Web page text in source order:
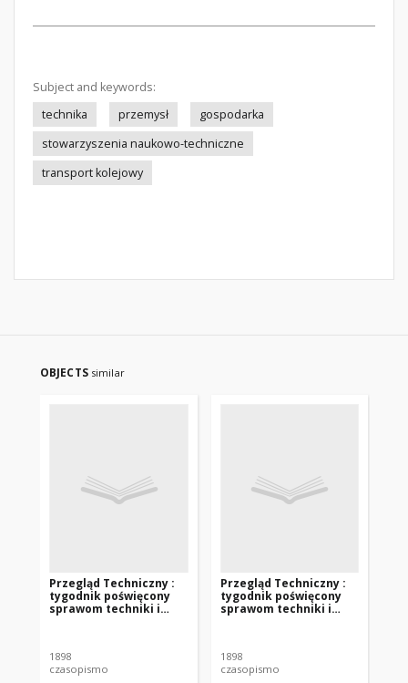
Subject and keywords:
technika
przemysł
gospodarka
stowarzyszenia naukowo-techniczne
transport kolejowy
OBJECTS similar
Przegląd Techniczny :
tygodnik poświęcony
sprawom techniki i
1898
czasopismo
Przegląd Techniczny :
tygodnik poświęcony
sprawom techniki i
1898
czasopismo